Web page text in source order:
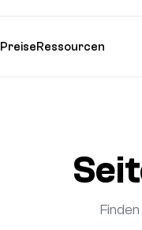
PreiseRessourcen